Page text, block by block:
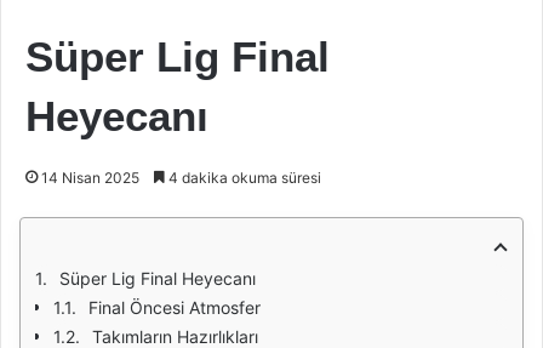
Süper Lig Final
Heyecanı
14 Nisan 2025 4 dakika okuma süresi
Süper Lig Final Heyecanı
Final Öncesi Atmosfer
Takımların Hazırlıkları